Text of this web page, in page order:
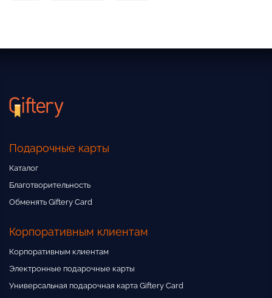
Подарочные карты
Каталог
Благотворительность
Обменять Giftery Card
Корпоративным клиентам
Корпоративным клиентам
Электронные подарочные карты
Универсальная подарочная карта Giftery Card